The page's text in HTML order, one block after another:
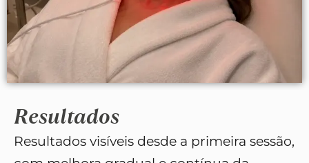
Resultados
Resultados visíveis desde a primeira sessão,